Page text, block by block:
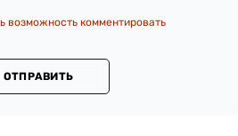
возможность комментировать
ОТПРАВИТЬ